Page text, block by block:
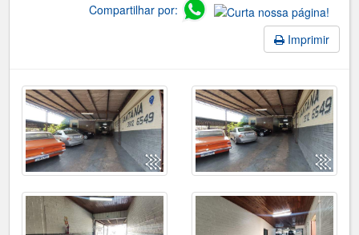
Compartilhar por:
Imprimir